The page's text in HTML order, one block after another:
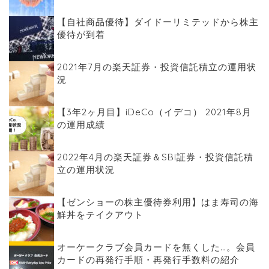
【自社商品優待】ダイドーリミテッドから株主
優待が到着
2021年7月の楽天証券・投資信託積立の運用状
況
【3年2ヶ月目】iDeCo（イデコ） 2021年8月
の運用成績
2022年4月の楽天証券＆SBI証券・投資信託積
立の運用状況
【ゼンショーの株主優待券利用】はま寿司の海
鮮丼をテイクアウト
オーケークラブ会員カードを無くした…。会員
カードの再発行手順・再発行手数料の紹介